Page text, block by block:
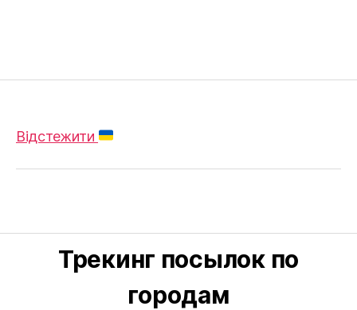
Відстежити
Трекинг посылок по
городам